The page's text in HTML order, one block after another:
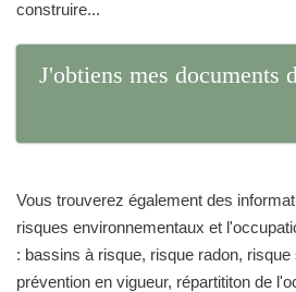
construire...
J'obtiens mes documents
Vous trouverez également des
risques environnementaux et
: bassins à risque, risque radon,
prévention en vigueur, répartititon de